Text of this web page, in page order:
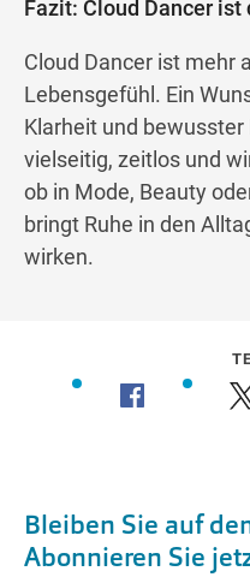
Fazit: Cloud Dancer ist
Cloud Dancer ist mehr
Lebensgefühl. Ein
Klarheit und
vielseitig, zeitlos und
ob in Mode, Beauty
bringt Ruhe in den
wirken.